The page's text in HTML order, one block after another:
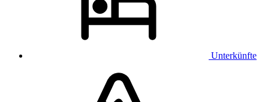
Unterkünfte